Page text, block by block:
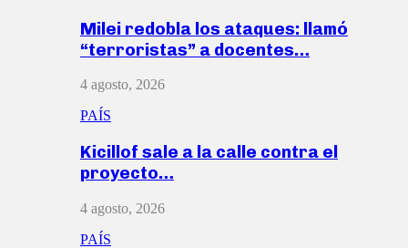
Milei redobla los ataques: llamó
“terroristas” a docentes…
4 agosto, 2026
PAÍS
Kicillof sale a la calle contra el
proyecto…
4 agosto, 2026
PAÍS